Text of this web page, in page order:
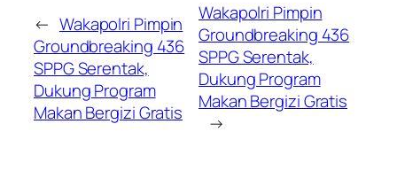
← Wakapolri Pimpin
Groundbreaking 436
SPPG Serentak,
Dukung Program
Makan Bergizi Gratis
Wakapolri Pimpin
Groundbreaking 436
SPPG Serentak,
Dukung Program
Makan Bergizi Gratis
→